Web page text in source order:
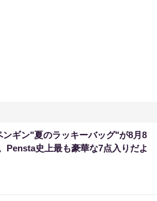
ンギン"夏のラッキーバッグ"が8月8
Pensta史上最も豪華な7点入りだよ